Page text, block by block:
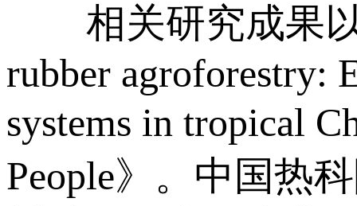
相关研究成果以
rubber agroforestry:
systems in tropical
People》。中国热